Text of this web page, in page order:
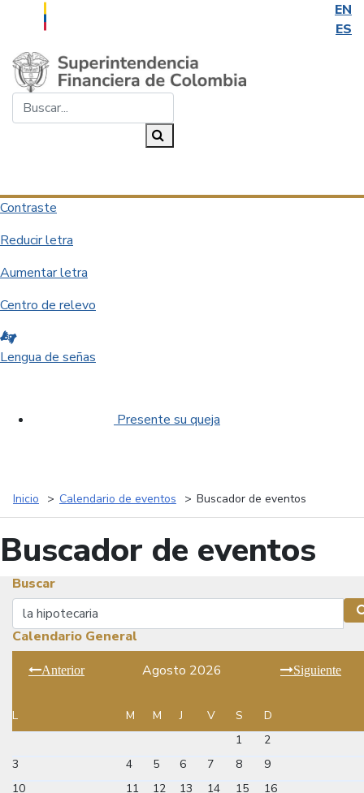
EN
ES
Saltar al contenido principal
Contraste
Reducir letra
Aumentar letra
Centro de relevo
Lengua de señas
Presente su queja
Inicio Calendario de eventos Buscador de eventos
Buscador de eventos
Buscar
Buscar
Calendario General
Anterior Agosto 2026 Siguiente
L M M J V S
D
1
2
3
4 5 6 7 8
9
10
11 12 13 14 15
16